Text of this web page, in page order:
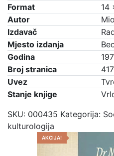
društava
Format
14
Autor
Izdavač
Mjesto izdanja
Godina
Broj stranica
417
Uvez
Stanje knjige
SKU: 000435 Kategorija:
kulturologija
AKCIJA!